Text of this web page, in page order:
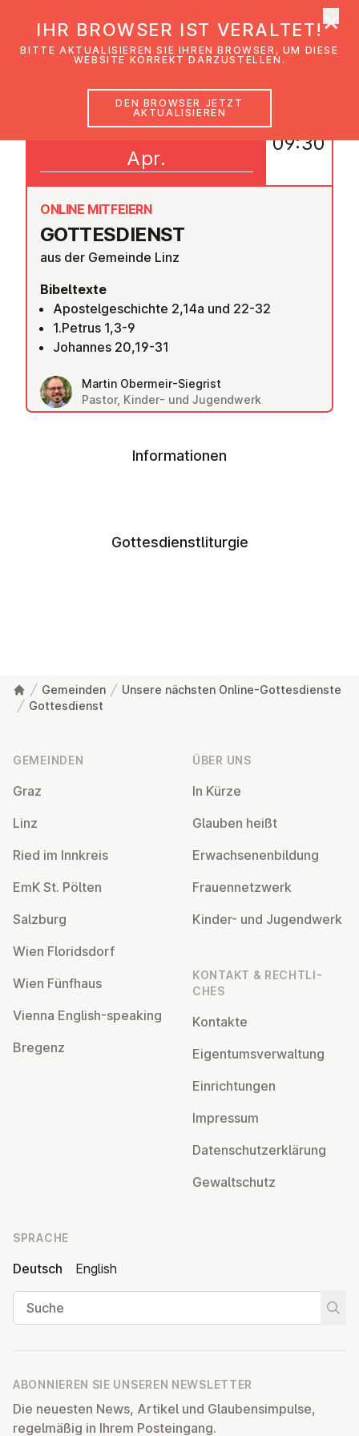
GOT­TES­DIENST
ONLINE MITFEIERN
aus der Gemeinde Linz
Bibeltexte
Apostelgeschichte 2,14a und 22-32
1.Petrus 1,3-9
Johannes 20,19-31
Martin Obermeir-Siegrist
Pastor, Kinder- und Jugendwerk
12
Apr.
09:30
Informationen
Gottesdienstliturgie
Gemeinden
Unsere nächsten Online-Gottesdienste
Gottesdienst
GEMEINDEN
Graz
Linz
Ried im Innkreis
EmK St. Pölten
Salzburg
Wien Flo­rids­dorf
Wien Fünfhaus
Vienna English-speaking
Bregenz
ÜBER UNS
In Kürze
Glauben heißt
Er­wach­se­nen­bil­dung
Frau­en­netz­werk
Kinder- und Ju­gend­werk
KONTAKT & RECHT­LI­
CHES
Kontakte
Ei­gen­tums­ver­wal­tung
Ein­rich­tun­gen
Impressum
Da­ten­schutz­er­klä­rung
Ge­walt­schutz
SPRACHE
Deutsch
English
Suche
ABONNIEREN SIE UNSEREN NEWSLETTER
Die neuesten News, Artikel und Glaubensimpulse,
regelmäßig in Ihrem Posteingang.
IHR BROWSER IST VERALTET!
BITTE AKTUALISIEREN SIE IHREN BROWSER, UM DIESE
WEBSITE KORREKT DARZUSTELLEN.
DEN BROWSER JETZT
AKTUALISIEREN
×